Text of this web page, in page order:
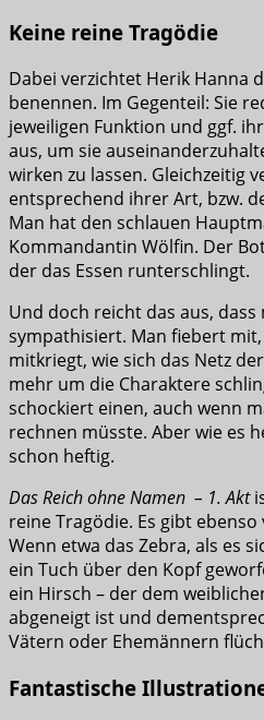
Keine reine Tragödie
Dabei verzichtet Herik Hanna
benennen. Im Gegenteil: Sie
jeweiligen Funktion und ggf.
aus, um sie
wirken zu lassen. Gleichzeitig
entsprechend ihrer Art, bzw.
Man hat den schlauen
Kommandantin Wölfin. Der
der das Essen runterschlingt.
Und doch reicht das aus,
sympathisiert. Man fiebert
mitkriegt, wie sich das Netz
mehr um die Charaktere
schockiert einen, auch wenn
rechnen müsste. Aber wie es
schon heftig.
Das Reich ohne Namen – 1. Akt
reine Tragödie. Es gibt
Wenn etwa das Zebra, als es
ein Tuch über den Kopf
ein Hirsch – der dem
abgeneigt ist und
Vätern oder Ehemännern
Fantastische